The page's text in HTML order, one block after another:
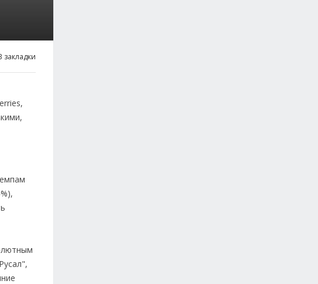
закладки